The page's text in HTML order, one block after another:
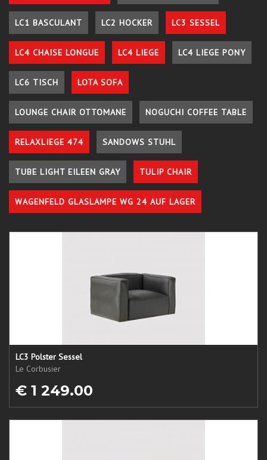
LC1 BASCULANT LC2 HOCKER LC3 SESSEL
LC4 CHAISE LONGUE LC4 LIEGE LC4 LIEGE PONY
LC6 TISCH LOTA SOFA
LOUNGE CHAIR OTTOMANE NOGUCHI COFFEE TABLE
RELAXLIEGE 474 SANDOWS STUHL
TUBE LIGHT EILEEN GRAY TULIP CHAIR
WAGENFELD GLASLAMPE WG 24 AUF LAGER
LC3 Polster Sessel
Le Corbusier
€ 1 249.00